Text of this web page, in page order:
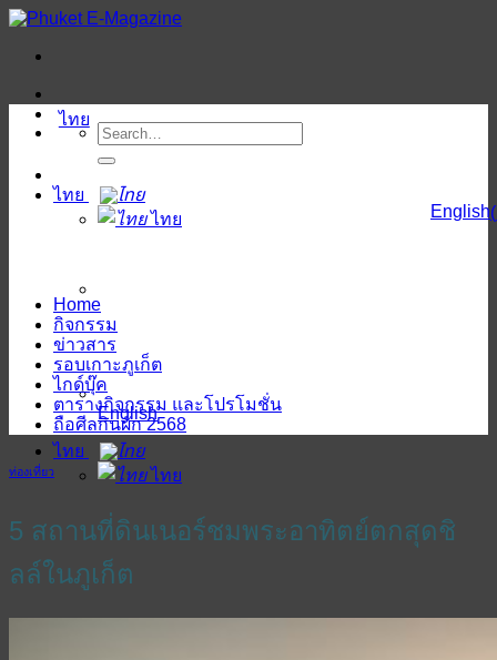
ข้าม
เนื้อหา
ไทย
ไทย
English
ไทย
ไทย
ไทย
English(
Home
กิจกรรม
ข่าวสาร
รอบเกาะภูเก็ต
ไกด์บุ๊ค
ตารางกิจกรรม และโปรโมชั่น
ถือศีลกินผัก 2568
ท่องเที่ยว
5 สถานที่ดินเนอร์ชมพระอาทิตย์ตกสุดชิ
ลล์ในภูเก็ต